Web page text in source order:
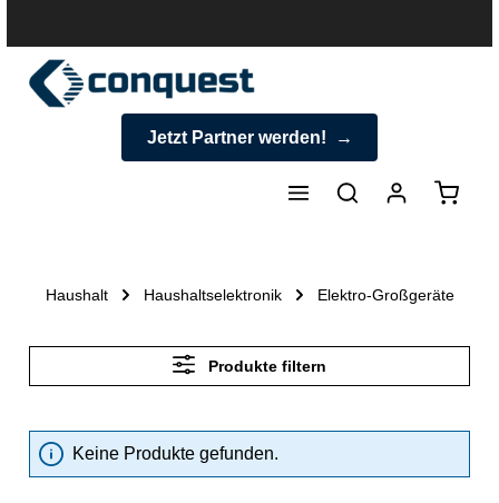
Jetzt Partner werden!
Haushalt Haushaltselektronik Elektro-Großgeräte
Produkte filtern
Keine Produkte gefunden.